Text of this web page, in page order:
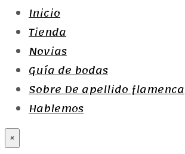
Inicio
Tienda
Novias
Guía de bodas
Sobre De apellido flamenca
Hablemos
×